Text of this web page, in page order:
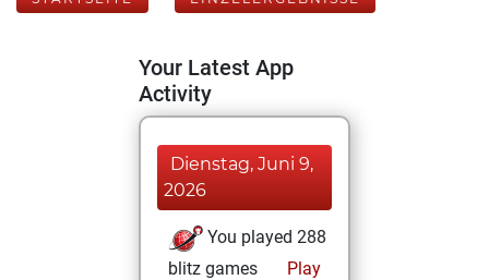
Your Latest App
Activity
Dienstag, Juni 9,
2026
You played 288
blitz games
Play